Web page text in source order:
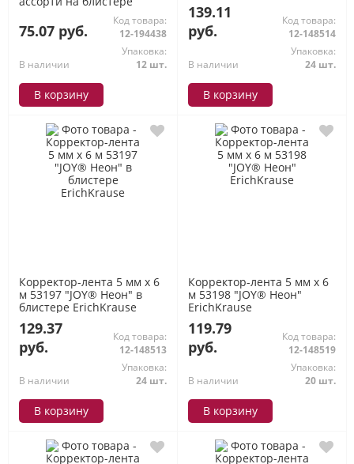
75.07 руб.
Код товара:
12-194438
В наличии
Упаковка:
12 шт.
В корзину
139.11
руб.
Код товара:
12-148514
В наличии
Упаковка:
24 шт.
В корзину
Корректор-лента 5 мм х 6
м 53197 "JOY® Неон" в
блистере ErichKrause
129.37
руб.
Код товара:
12-148513
В наличии
Упаковка:
24 шт.
В корзину
Корректор-лента 5 мм х 6
м 53198 "JOY® Неон"
ErichKrause
119.79
руб.
Код товара:
12-148519
В наличии
Упаковка:
20 шт.
В корзину